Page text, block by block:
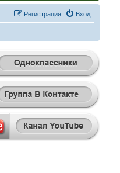
Вход
Регистрация